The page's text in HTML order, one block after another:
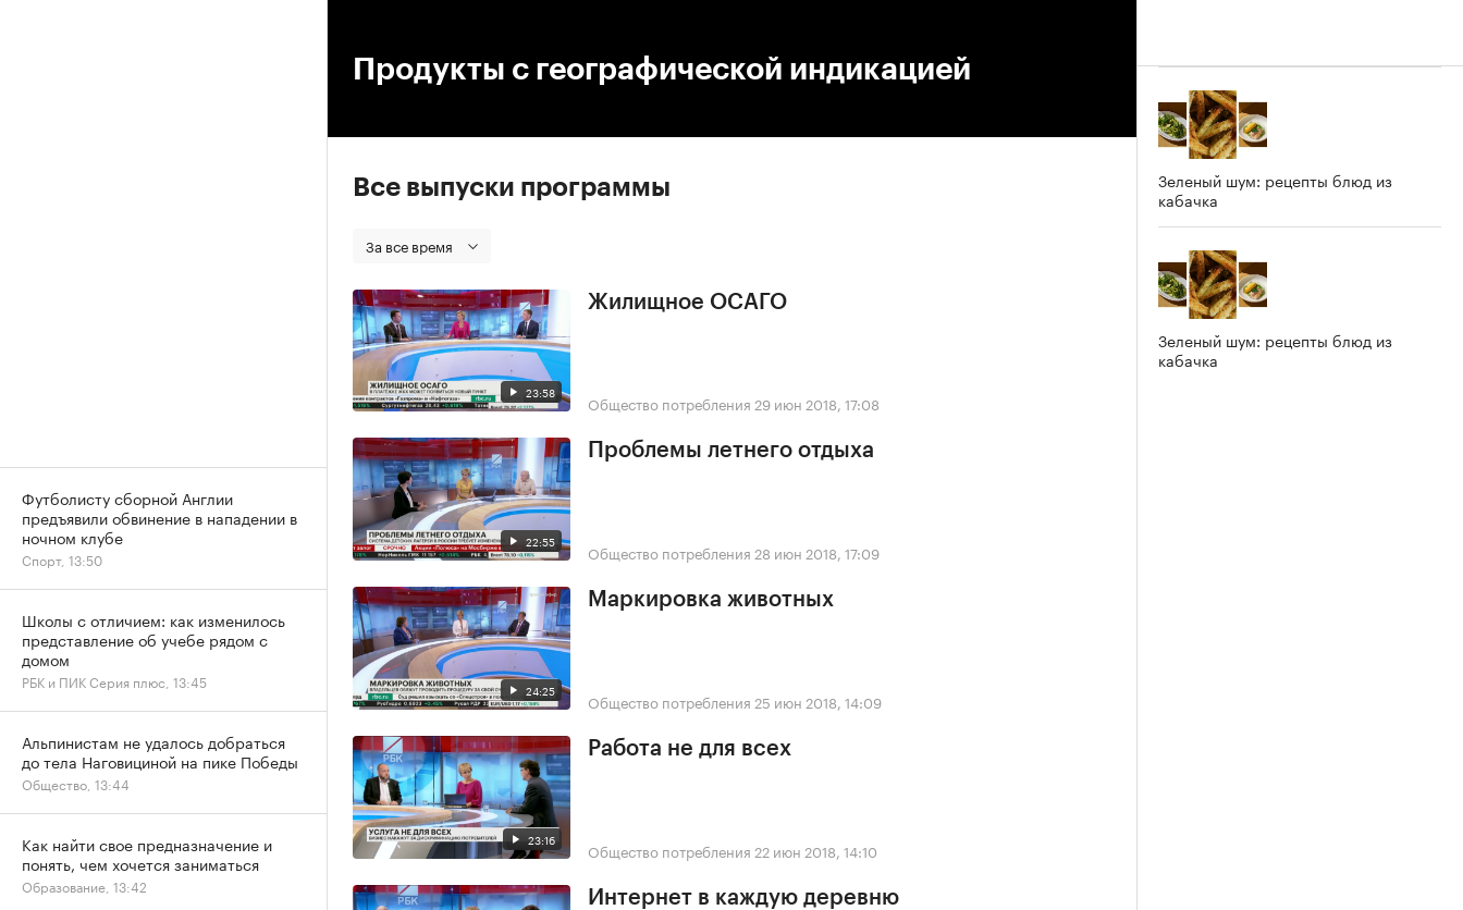
Продукты с географической индикацией
Все выпуски программы
За все время
23:58
Жилищное ОСАГО
Общество потребления 29 июн 2018, 17:08
22:55
Проблемы летнего отдыха
Общество потребления 28 июн 2018, 17:09
24:25
Маркировка животных
Общество потребления 25 июн 2018, 14:09
23:16
Работа не для всех
Общество потребления 22 июн 2018, 14:10
Интернет в каждую деревню
Зеленый шум: рецепты блюд из
кабачка
Зеленый шум: рецепты блюд из
кабачка
Футболисту сборной Англии
предъявили обвинение в нападении в
ночном клубе
Спорт, 13:50
Школы с отличием: как изменилось
представление об учебе рядом с
домом
РБК и ПИК Серия плюс, 13:45
Альпинистам не удалось добраться
до тела Наговициной на пике Победы
Общество, 13:44
Как найти свое предназначение и
понять, чем хочется заниматься
Образование, 13:42